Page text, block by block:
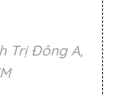
Trị Đông A,